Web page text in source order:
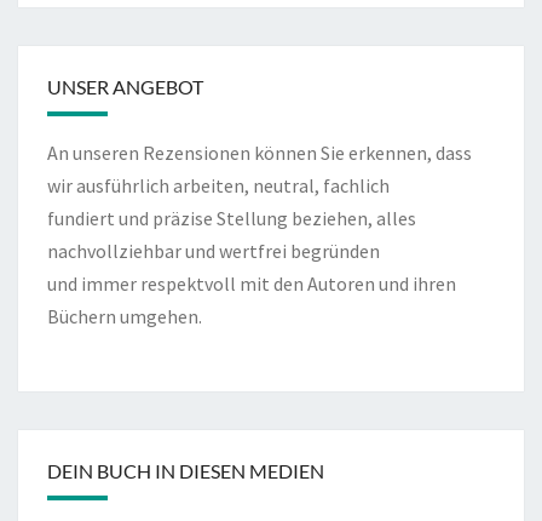
UNSER ANGEBOT
An unseren Rezensionen können Sie erkennen, dass
wir ausführlich arbeiten, neutral, fachlich
fundiert und präzise Stellung beziehen, alles
nachvollziehbar und wertfrei begründen
und immer respektvoll mit den Autoren und ihren
Büchern umgehen.
DEIN BUCH IN DIESEN MEDIEN